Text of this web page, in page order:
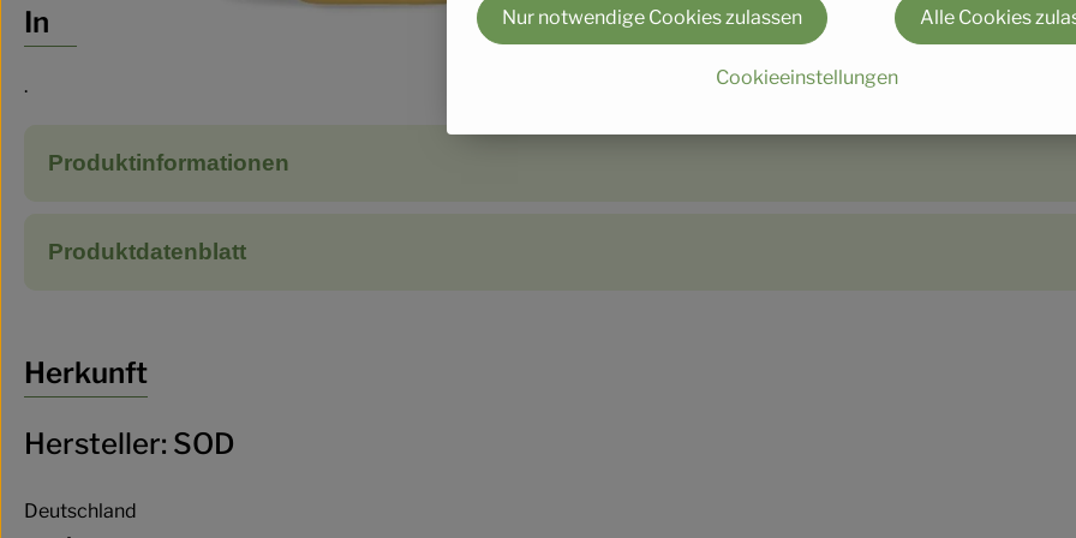
Info
.
Produktinformationen
Produktdatenblatt
Herkunft
Hersteller: SOD
Deutschland
Cookieeinstellungen
Nur notwendige Cookies zulassen Alle Cookies